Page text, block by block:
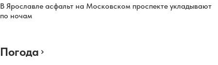
В Ярославле асфальт на Московском проспекте укладывают
по ночам
Погода